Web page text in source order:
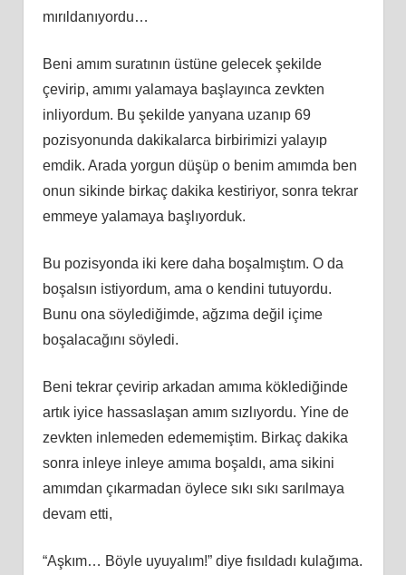
mırıldanıyordu…
Beni amım suratının üstüne gelecek şekilde
çevirip, amımı yalamaya başlayınca zevkten
inliyordum. Bu şekilde yanyana uzanıp 69
pozisyonunda dakikalarca birbirimizi yalayıp
emdik. Arada yorgun düşüp o benim amımda ben
onun sikinde birkaç dakika kestiriyor, sonra tekrar
emmeye yalamaya başlıyorduk.
Bu pozisyonda iki kere daha boşalmıştım. O da
boşalsın istiyordum, ama o kendini tutuyordu.
Bunu ona söylediğimde, ağzıma değil içime
boşalacağını söyledi.
Beni tekrar çevirip arkadan amıma köklediğinde
artık iyice hassaslaşan amım sızlıyordu. Yine de
zevkten inlemeden edememiştim. Birkaç dakika
sonra inleye inleye amıma boşaldı, ama sikini
amımdan çıkarmadan öylece sıkı sıkı sarılmaya
devam etti,
“Aşkım… Böyle uyuyalım!” diye fısıldadı kulağıma.